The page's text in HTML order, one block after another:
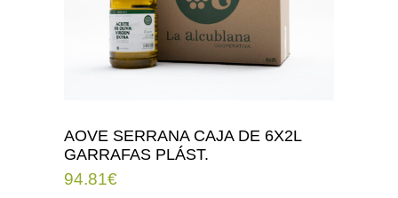
AOVE SERRANA CAJA DE 6X2L
GARRAFAS PLÁST.
94.81€